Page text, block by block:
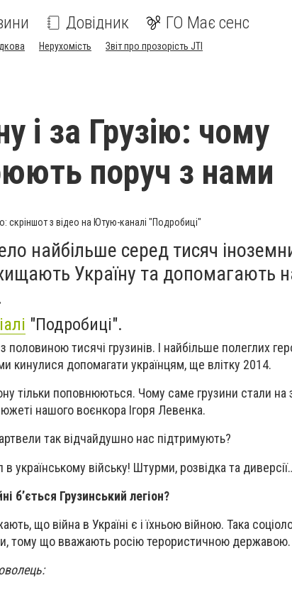
Довідник ГО Має сенс
Нерухомість Звіт про прозорість JTI
і за Грузію: чому
поруч з нами
скріншот з відео на Ютую-каналі "Подробиці"
найбільше серед тисяч
Україну та допомагають
"Подробиці".
половиною тисячі грузинів. І найбільше полеглих
кинулися допомагати українцям, ще влітку 2014.
тільки поповнюються. Чому саме грузини стали на
нашого воєнкора Ігоря Левенка.
так відчайдушно нас підтримують?
українському війську! Штурми, розвідка та
б’ється Грузинський легіон?
що війна в Україні є і їхньою війною. Така
тому що вважають росію терористичною державою.